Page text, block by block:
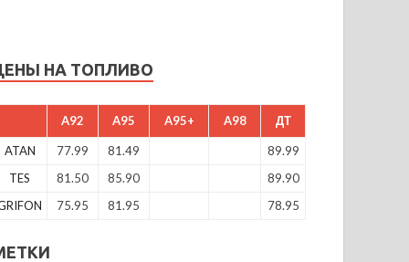
НА ТОПЛИВО
A92 A95 A95+ A98 ДТ
ATAN 77.99 81.49
89.99
TES
81.50 85.90
89.90
75.95 81.95 78.95